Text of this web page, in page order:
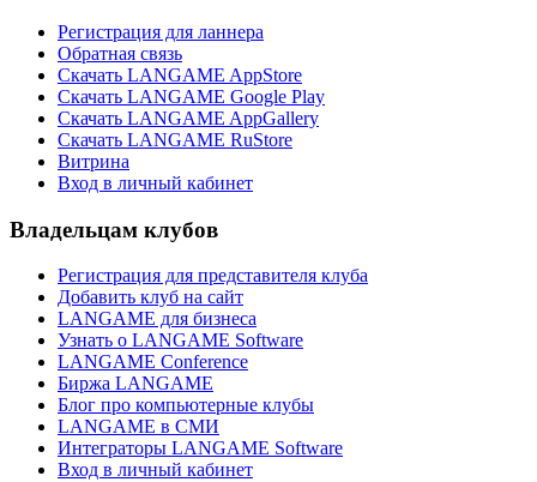
Регистрация для ланнера
Обратная связь
Скачать LANGAME AppStore
Скачать LANGAME Google Play
Скачать LANGAME AppGallery
Скачать LANGAME RuStore
Витрина
Вход в личный кабинет
Владельцам клубов
Регистрация для представителя клуба
Добавить клуб на сайт
LANGAME для бизнеса
Узнать о LANGAME Software
LANGAME Conference
Биржа LANGAME
Блог про компьютерные клубы
LANGAME в СМИ
Интеграторы LANGAME Software
Вход в личный кабинет